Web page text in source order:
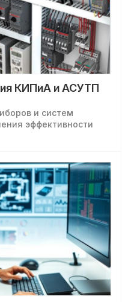
КИПиА и АСУТП
и систем
эффективности